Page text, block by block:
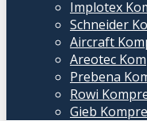
Implotex
Schneider
Aircraft
Areotec
Prebena
Rowi
Gieb